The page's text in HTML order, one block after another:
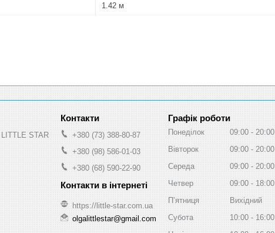
1.42 м
LITTLE STAR
+380 (73) 388-80-87
+380 (98) 586-01-03
+380 (68) 590-22-90
https://little-star.com.ua
olgalittlestar@gmail.com
Графік роботи
Понеділок 09:00
20:00
Вівторок
09:00
20:00
Середа
09:00
20:00
Четвер
09:00
18:00
Пʼятниця
Вихідний
Субота
10:00
16:00